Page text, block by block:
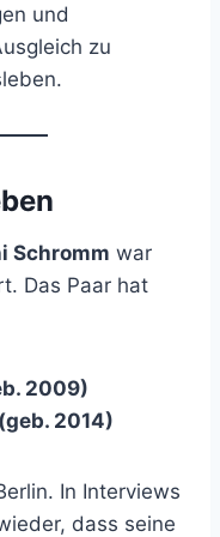
und
zu
Schromm war
Das Paar hat
2009)
2014)
In Interviews
dass seine